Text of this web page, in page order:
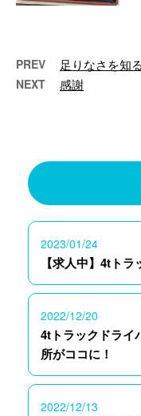
PREV 足りなさを知
NEXT 感謝
2023/01/24
【求人中】4tト
2022/12/20
4tトラックドライ
所がココに！
2022/12/13